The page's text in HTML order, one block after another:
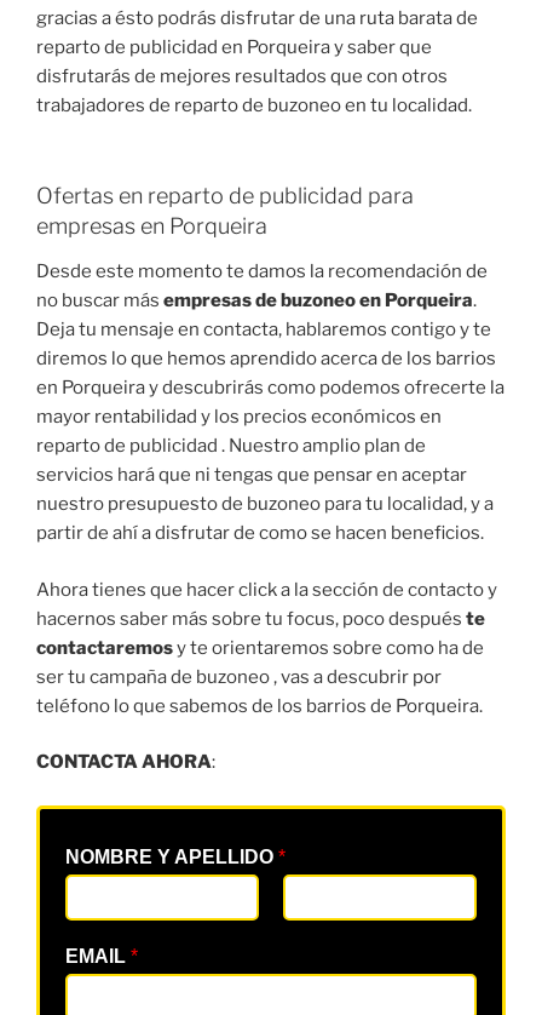
gracias a ésto podrás disfrutar de una ruta barata de
reparto de publicidad en Porqueira y saber que
disfrutarás de mejores resultados que con otros
trabajadores de reparto de buzoneo en tu localidad.
Ofertas en reparto de publicidad para
empresas en Porqueira
Desde este momento te damos la recomendación de
no buscar más empresas de buzoneo en Porqueira.
Deja tu mensaje en contacta, hablaremos contigo y te
diremos lo que hemos aprendido acerca de los barrios
en Porqueira y descubrirás como podemos ofrecerte la
mayor rentabilidad y los precios económicos en
reparto de publicidad . Nuestro amplio plan de
servicios hará que ni tengas que pensar en aceptar
nuestro presupuesto de buzoneo para tu localidad, y a
partir de ahí a disfrutar de como se hacen beneficios.
Ahora tienes que hacer click a la sección de contacto y
hacernos saber más sobre tu focus, poco después te
contactaremosy te orientaremos sobre como ha de
ser tu campaña de buzoneo , vas a descubrir por
teléfono lo que sabemos de los barrios de Porqueira.
CONTACTA AHORA:
NOMBRE Y APELLIDO *
EMAIL *